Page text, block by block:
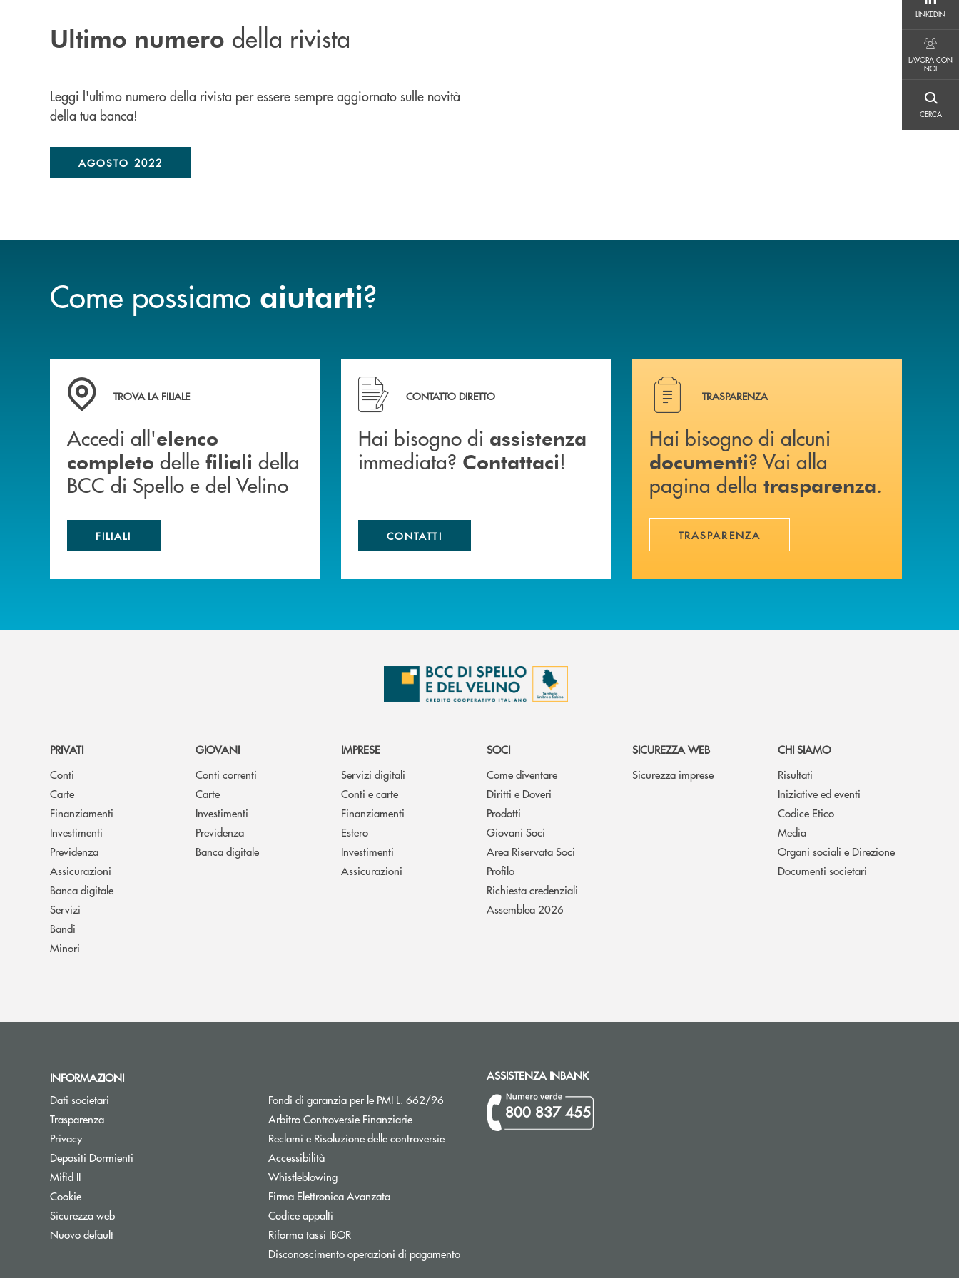
LINKEDIN
LAVORA CON
NOI
CERCA
Ultimo numero della rivista
Leggi l'ultimo numero della rivista per essere sempre aggiornato sulle novità
della tua banca!
AGOSTO 2022
Come possiamo aiutarti?
Accedi all' elenco completo delle filiali della BCC di Spello e del Velino
TROVA LA FILIALE
Accedi all'elenco
completo delle filiali della
BCC di Spello e del Velino
FILIALI
Hai bisogno di assistenza immediata? Contattaci !
CONTATTO DIRETTO
Hai bisogno di assistenza
immediata? Contattaci!
CONTATTI
Hai bisogno di alcuni documenti ? Vai alla pagina della
TRASPARENZA
Hai bisogno di alcuni
documenti? Vai alla
pagina della trasparenza.
TRASPARENZA
PRIVATI
Conti
Carte
Finanziamenti
Investimenti
Previdenza
Assicurazioni
Banca digitale
Servizi
Bandi
Minori
GIOVANI
Conti correnti
Carte
Investimenti
Previdenza
Banca digitale
IMPRESE
Servizi digitali
Conti e carte
Finanziamenti
Estero
Investimenti
Assicurazioni
SOCI
Come diventare
Diritti e Doveri
Prodotti
Giovani Soci
Area Riservata Soci
Profilo
Richiesta credenziali
Assemblea 2026
SICUREZZA WEB
Sicurezza imprese
CHI SIAMO
Risultati
Iniziative ed eventi
Codice Etico
Media
Organi sociali e Direzione
Documenti societari
INFORMAZIONI
Dati societari
Trasparenza
Privacy
Depositi Dormienti
Mifid II
Cookie
Sicurezza web
Nuovo default
Fondi di garanzia per le PMI L. 662/96 Apre una nuova finestra
Arbitro Controversie FinanziarieApre una nuova finestra
Reclami e Risoluzione delle controversie
Accessibilità
Whistleblowing
Firma Elettronica Avanzata
Codice appalti
Riforma tassi IBORApre una nuova finestra
Disconoscimento operazioni di pagamento
ASSISTENZA INBANK
800 837 455